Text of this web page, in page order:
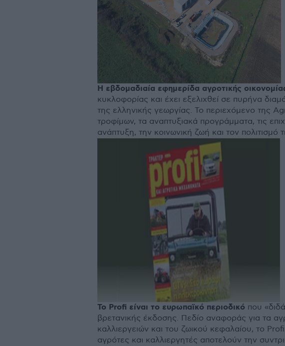
Η εβδοµαδιαία εφηµερίδα αγροτικής
κυκλοφορίας και έχει εξελιχθεί σε πυρήνα
της ελληνικής γεωργίας. Το περιεχόµενο της
τροφίµων, τα αναπτυξιακά προγράµµατα, τις
ανάπτυξη, την κοινωνική ζωή και τον πολιτισµό
Το Profi είναι το ευρωπαϊκό περιοδικό που
βρετανικής έκδοσης. Πεδίο αναφοράς για τα
καλλιεργειών και του ζωικού κεφαλαίου, το
αγρότες και καλλιεργητές αποτελούν την